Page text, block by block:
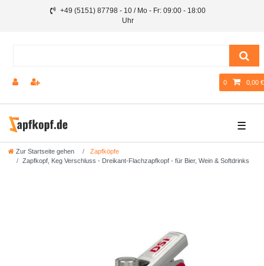
+49 (5151) 87798 - 10 / Mo - Fr: 09:00 - 18:00
Uhr
0 0,00 €
☰
Zur Startseite gehen
Zapfköpfe
Zapfkopf, Keg Verschluss - Dreikant-Flachzapfkopf - für Bier, Wein & Softdrinks